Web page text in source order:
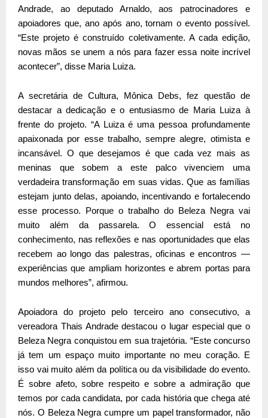
Andrade, ao deputado Arnaldo, aos patrocinadores e
apoiadores que, ano após ano, tornam o evento possível.
“Este projeto é construído coletivamente. A cada edição,
novas mãos se unem a nós para fazer essa noite incrível
acontecer”, disse Maria Luiza.
A secretária de Cultura, Mônica Debs, fez questão de
destacar a dedicação e o entusiasmo de Maria Luiza à
frente do projeto. “A Luiza é uma pessoa profundamente
apaixonada por esse trabalho, sempre alegre, otimista e
incansável. O que desejamos é que cada vez mais as
meninas que sobem a este palco vivenciem uma
verdadeira transformação em suas vidas. Que as famílias
estejam junto delas, apoiando, incentivando e fortalecendo
esse processo. Porque o trabalho do Beleza Negra vai
muito além da passarela. O essencial está no
conhecimento, nas reflexões e nas oportunidades que elas
recebem ao longo das palestras, oficinas e encontros —
experiências que ampliam horizontes e abrem portas para
mundos melhores”, afirmou.
Apoiadora do projeto pelo terceiro ano consecutivo, a
vereadora Thais Andrade destacou o lugar especial que o
Beleza Negra conquistou em sua trajetória. “Este concurso
já tem um espaço muito importante no meu coração. E
isso vai muito além da política ou da visibilidade do evento.
É sobre afeto, sobre respeito e sobre a admiração que
temos por cada candidata, por cada história que chega até
nós. O Beleza Negra cumpre um papel transformador, não